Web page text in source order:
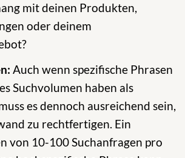
mit deinen Produkten,
oder deinem
Auch wenn spezifische Phrasen
Suchvolumen haben als
es dennoch ausreichend sein,
zu rechtfertigen. Ein
von 10-100 Suchanfragen pro